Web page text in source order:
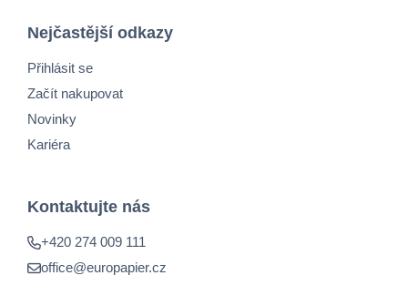
Nejčastější odkazy
Přihlásit se
Začít nakupovat
Novinky
Kariéra
Kontaktujte nás
+420 274 009 111
office@europapier.cz